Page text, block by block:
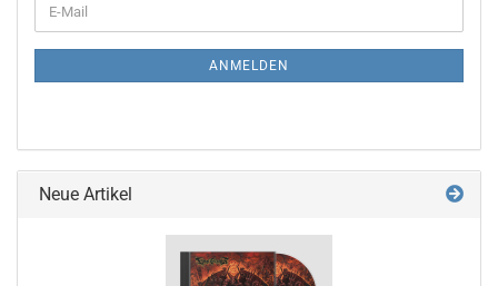
ZUR
E-
Mail
ANMELDEN
Neue Artikel